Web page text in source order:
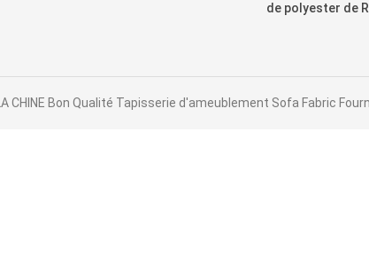
de polyester de
LA CHINE Bon Qualité Tapisserie d'ameublement Sofa Fabric